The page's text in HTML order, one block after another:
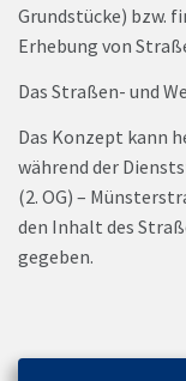
Grundstücke) bzw.
Erhebung von
Das Straßen- und
Das Konzept kann
während der
(2. OG) –
den Inhalt des
gegeben.